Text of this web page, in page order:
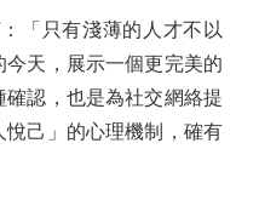
「只有淺薄的人才不以
天，展示一個更完美的
認，也是為社交網絡提
己」的心理機制，確有